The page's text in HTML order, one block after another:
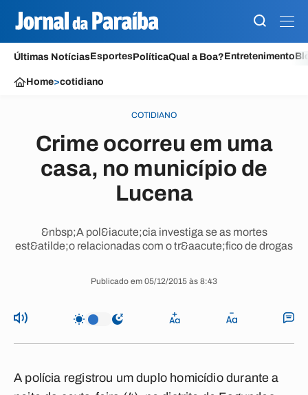
Últimas NotíciasEsportesPolíticaQual a Boa?Entretenimento
Home>cotidiano
COTIDIANO
Crime ocorreu em uma
casa, no município de
Lucena
&nbsp;A pol&iacute;cia investiga se as mortes
est&atilde;o relacionadas com o tr&aacute;fico de drogas
Publicado em 05/12/2015 às 8:43
A polícia registrou um duplo homicídio durante a